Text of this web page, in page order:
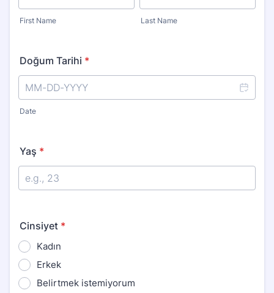
First Name Last Name
Doğum Tarihi *
Date
Yaş *
Cinsiyet *
Kadın
Erkek
Belirtmek istemiyorum